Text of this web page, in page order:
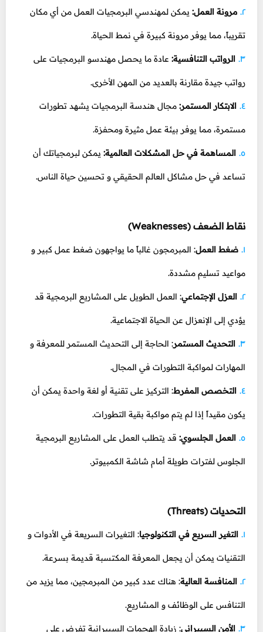
مرونة العمل: يمكن لمهندسي البرمجيات العمل من أي مكان
تقريباً، مما يوفر مرونة كبيرة في نمط الحياة.
الرواتب التنافسية: عادة ما يحصل مهندسو البرمجيات على
رواتب جيدة مقارنة بالعديد من المهن الأخرى.
الابتكار المستمر: مجال هندسة البرمجيات يشهد تطورات
مستمرة، مما يوفر بيئة عمل مثيرة ومحفزة.
المساهمة في حل المشكلات العالمية: يمكن لبرمجياتك أن
تساعد في حل مشاكل العالم الحقيقي و تحسين حياة الناس.
نقاط الضعف (Weaknesses)
ضغط العمل: المبرمجون غالباً ما يواجهون ضغط عمل كبير و
مواعيد تسليم مشددة.
العزل الإجتماعي: العمل الطويل على المشاريع البرمجية قد
يؤدي إلى الإنعزال عن الحياة الاجتماعية.
التحديث المستمر: الحاجة إلى التحديث المستمر للمعرفة و
المهارات لمواكبة التطورات في المجال.
التخصص المفرط: التركيز على تقنية أو لغة واحدة يمكن أن
يكون مقيداً إذا لم يتم مواكبة بقية التطورات.
العمل الجلسوي: قد يتطلب العمل على المشاريع البرمجية
الجلوس لفترات طويلة أمام شاشة الكمبيوتر.
التحديات (Threats)
التغير السريع في التكنولوجيا: التغيرات السريعة في الأدوات و
التقنيات يمكن أن يجعل المعرفة المكتسبة قديمة بسرعة.
المنافسة العالية: هناك عدد كبير من المبرمجين، مما يزيد من
التنافس على الوظائف و المشاريع.
الأمن السيبراني: زيادة الهجمات السيبرانية تفرض على